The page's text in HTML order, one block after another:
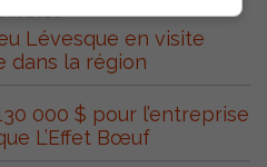
2026
Lévesque en visite
dans la région
000 $ pour l’entreprise
L’Effet Bœuf